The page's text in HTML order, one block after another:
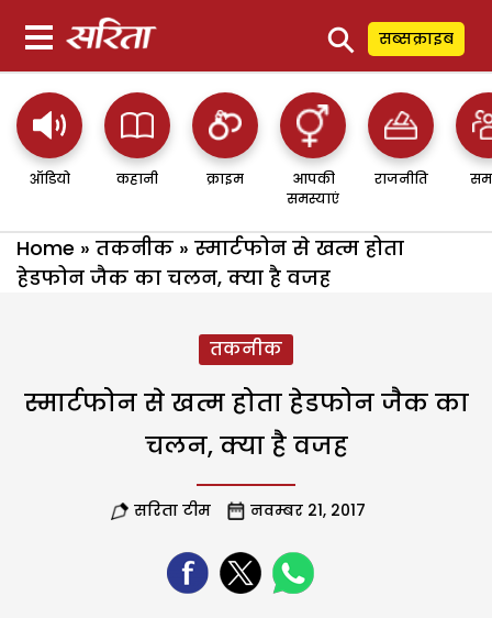
⚲ सब्सक्राइब
ऑडियो कहानी क्राइम
आपकी
समस्याएं
राजनीति
Home » तकनीक » स्मार्टफोन से खत्म होता
हेडफोन जैक का चलन, क्या है वजह
तकनीक
स्मार्टफोन से खत्म होता हेडफोन जैक का
चलन, क्या है वजह
सरिता टीम नवम्बर 21, 2017